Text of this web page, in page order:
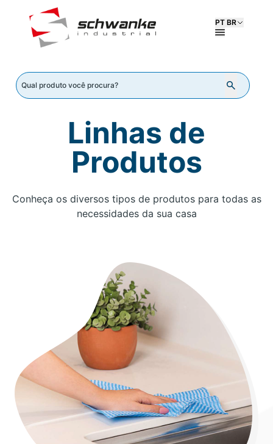
PT BR
Linhas de
Produtos
Conheça os diversos tipos de produtos para todas as
necessidades da sua casa